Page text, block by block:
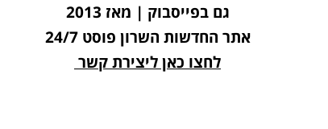
גם בפייסבוק | מאז 2013
אתר החדשות השרון פוסט 24/7
לחצו כאן ליצירת קשר